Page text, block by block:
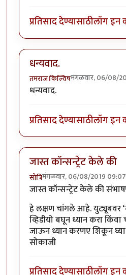
प्रतिसाद देण्यासाठीलॉग इन
धन्यवाद.
तमराज किल्विषमंगळवार, 06/08/
धन्यवाद.
प्रतिसाद देण्यासाठीलॉग इन
जास्त कॉन्सन्ट्रेट केले की
सोत्रिमंगळवार, 06/08/2019 09:07
जास्त कॉन्सन्ट्रेट केले की
हे लक्षण चांगले आहे. युट्यूबवर
व्हिडीयो बघून ध्यान करा किंवा
जाऊन ध्यान करणए शिकून
सोकाजी